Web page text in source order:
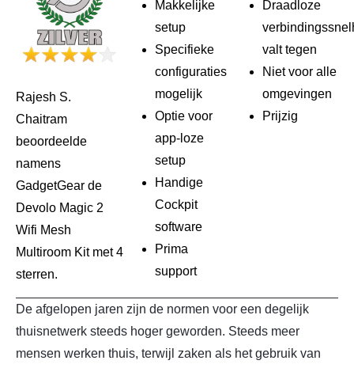
Rajesh S.
Chaitram
beoordeelde
namens
GadgetGear de
Devolo Magic 2
Wifi Mesh
Multiroom Kit met 4
sterren.
Makkelijke
setup
Specifieke
configuraties
mogelijk
Optie voor
app-loze
setup
Handige
Cockpit
software
Prima
support
Draadloze
valt tegen
Niet voor alle
omgevingen
Prijzig
De afgelopen jaren zijn de normen voor een degelijk
thuisnetwerk steeds hoger geworden. Steeds meer
mensen werken thuis, terwijl zaken als het gebruik van